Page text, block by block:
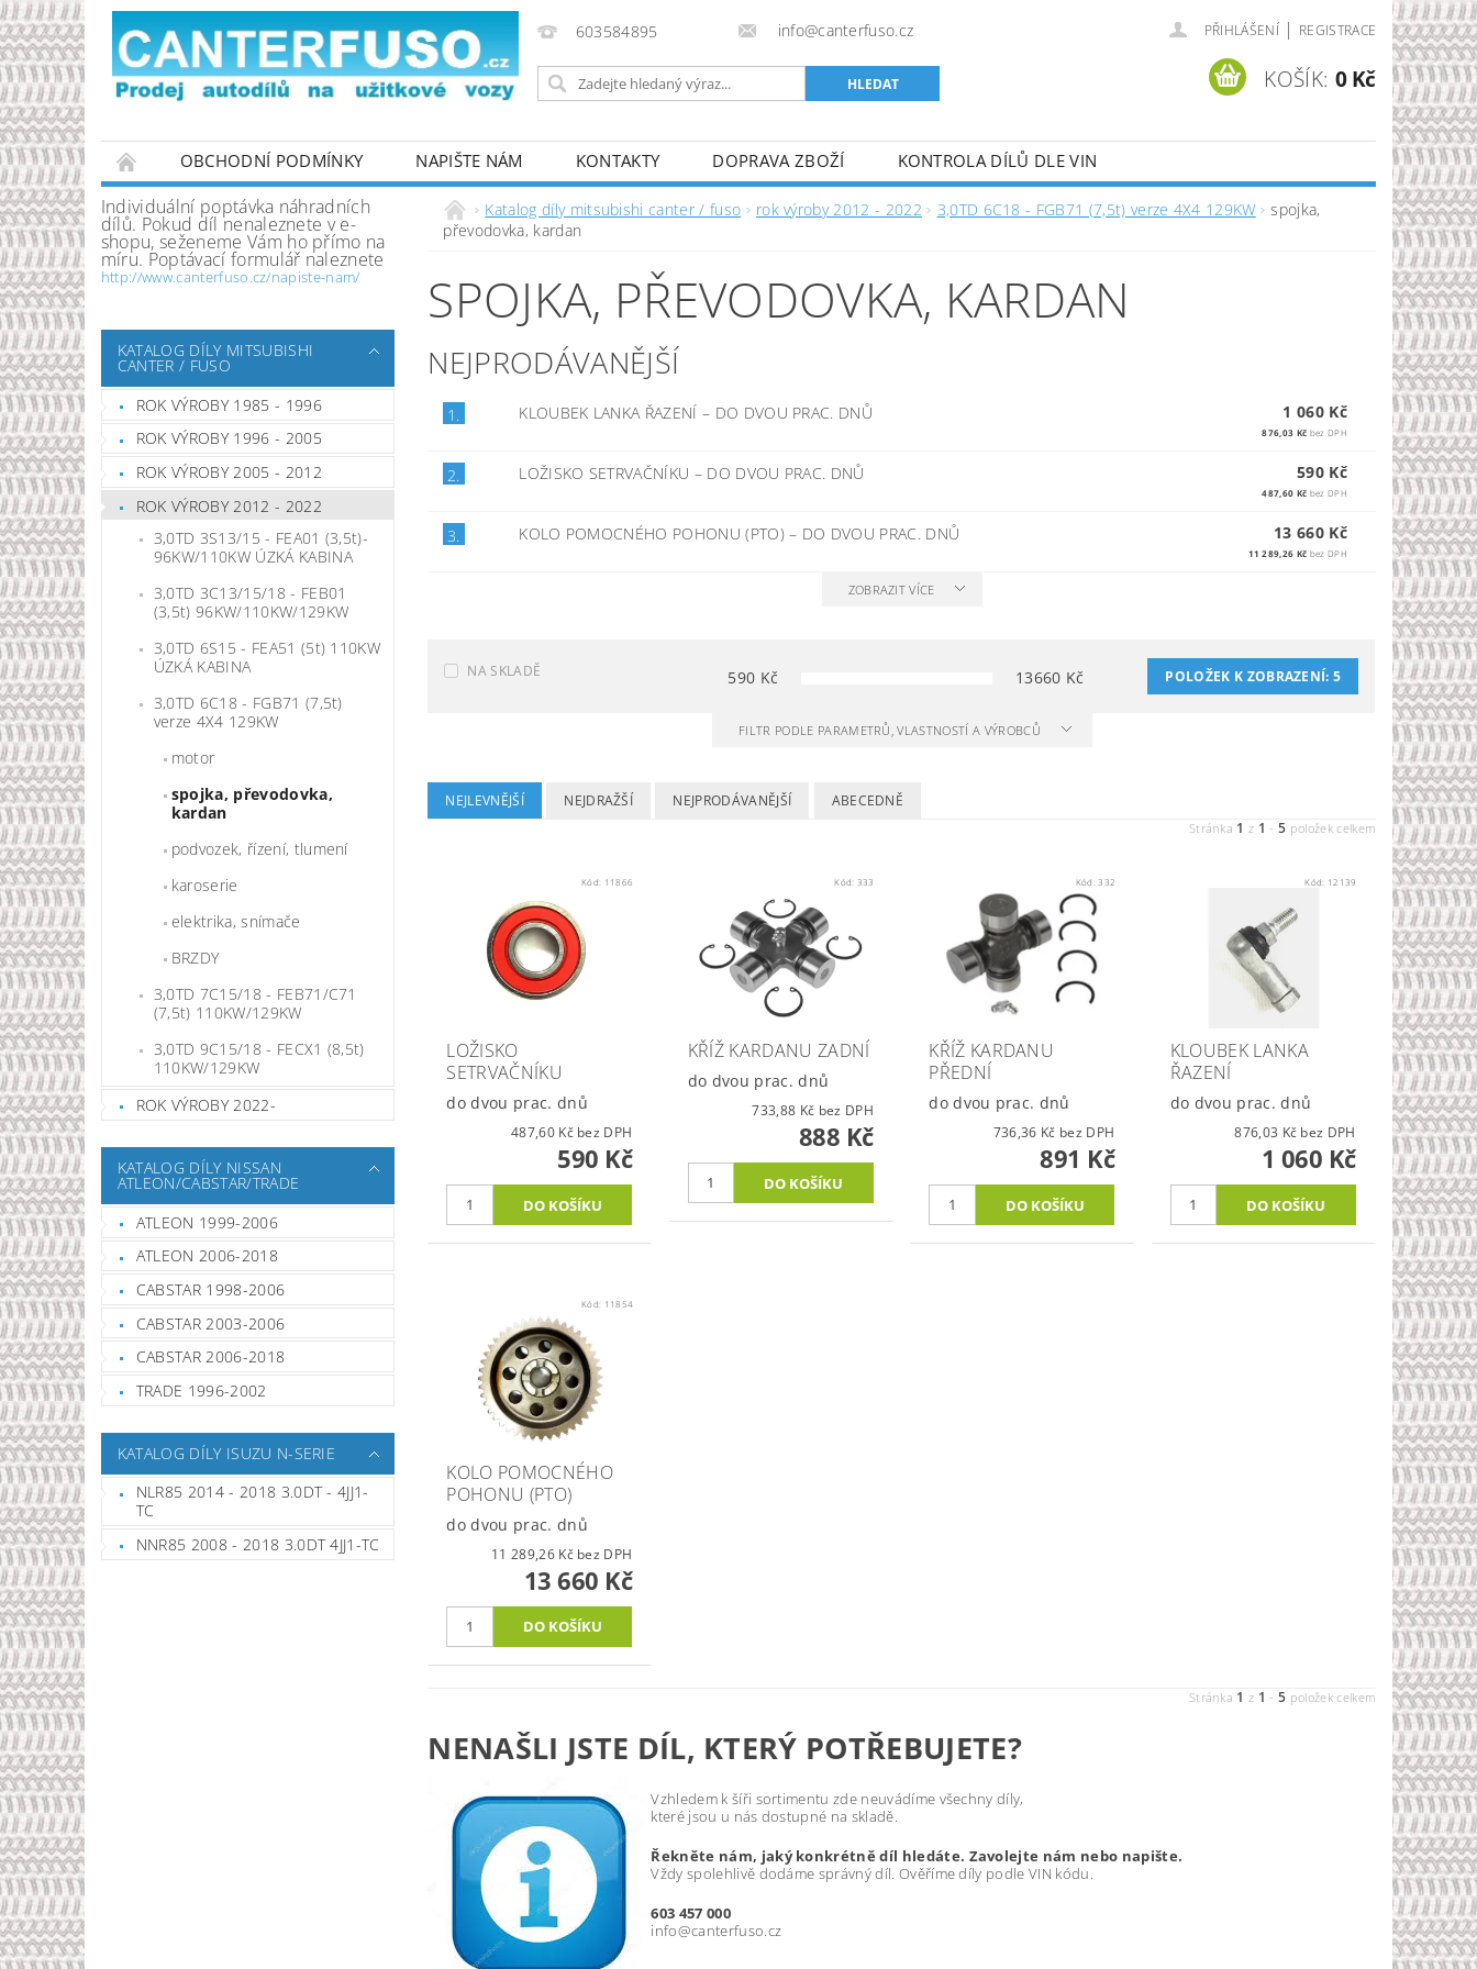
603584895 info@canterfuso.cz PŘIHLÁŠENÍ | REGISTRACE
KOŠÍK: 0 Kč
OBCHODNÍ PODMÍNKY NAPIŠTE NÁM KONTAKTY DOPRAVA ZBOŽÍ
KONTROLA DÍLŮ DLE VIN
PODMÍNKY OCHRANY OSOBNÍCH ÚDAJŮ
Individuální poptávka náhradních
dílů. Pokud díl nenaleznete v e-
shopu, seženeme Vám ho přímo na
míru. Poptávací formulář naleznete
http://www.canterfuso.cz/napiste-nam/
KATALOG DÍLY MITSUBISHI
CANTER / FUSO
ROK VÝROBY 1985 - 1996
ROK VÝROBY 1996 - 2005
ROK VÝROBY 2005 - 2012
ROK VÝROBY 2012 - 2022
3,0TD 3S13/15 - FEA01 (3,5t)-
96KW/110KW ÚZKÁ KABINA
3,0TD 3C13/15/18 - FEB01
(3,5t) 96KW/110KW/129KW
3,0TD 6S15 - FEA51 (5t) 110KW
ÚZKÁ KABINA
3,0TD 6C18 - FGB71 (7,5t)
verze 4X4 129KW
motor
spojka, převodovka,
kardan
podvozek, řízení, tlumení
karoserie
elektrika, snímače
BRZDY
3,0TD 7C15/18 - FEB71/C71
(7,5t) 110KW/129KW
3,0TD 9C15/18 - FECX1 (8,5t)
110KW/129KW
ROK VÝROBY 2022-
KATALOG DÍLY NISSAN
ATLEON/CABSTAR/TRADE
ATLEON 1999-2006
ATLEON 2006-2018
CABSTAR 1998-2006
CABSTAR 2003-2006
CABSTAR 2006-2018
TRADE 1996-2002
KATALOG DÍLY ISUZU N-SERIE
NLR85 2014 - 2018 3.0DT - 4JJ1-
TC
NNR85 2008 - 2018 3.0DT 4JJ1-TC
Katalog díly mitsubishi canter / fuso rok výroby 2012 - 2022 3,0TD 6C18 - FGB71 (7,5t) verze 4X4 129KW
spojka,
převodovka, kardan
SPOJKA, PŘEVODOVKA, KARDAN
NEJPRODÁVANĚJŠÍ
1. KLOUBEK LANKA ŘAZENÍ – DO DVOU PRAC. DNŮ 1 060 Kč
876,03 Kč bez DPH
2. LOŽISKO SETRVAČNÍKU – DO DVOU PRAC. DNŮ 590 Kč
487,60 Kč bez DPH
3. KOLO POMOCNÉHO POHONU (PTO)– DO DVOU PRAC. DNŮ 13 660 Kč
11 289,26 Kč bez DPH
ZOBRAZIT VÍCE
NA SKLADĚ 590 Kč 13660 Kč POLOŽEK K ZOBRAZENÍ:5
FILTR PODLE PARAMETRŮ, VLASTNOSTÍ A VÝROBCŮ
NEJLEVNĚJŠÍ NEJDRAŽŠÍ NEJPRODÁVANĚJŠÍ ABECEDNĚ
Stránka 1 z 1 -5 položek celkem
Kód: 11866
LOŽISKO
SETRVAČNÍKU
do dvou prac. dnů
487,60 Kč bez DPH
590 Kč
Kód: 333
KŘÍŽ KARDANU ZADNÍ
do dvou prac. dnů
733,88 Kč bez DPH
888 Kč
Kód:332
KŘÍŽ KARDANU
PŘEDNÍ
do dvou prac. dnů
736,36 Kč bez DPH
891 Kč
Kód: 12139
KLOUBEK LANKA
ŘAZENÍ
do dvou prac. dnů
876,03 Kč bez DPH
1 060 Kč
Kód: 11854
KOLO POMOCNÉHO
POHONU (PTO)
do dvou prac. dnů
11 289,26 Kč bez DPH
13 660 Kč
Stránka 1 z 1 -5 položek celkem
NENAŠLI JSTE DÍL, KTERÝ POTŘEBUJETE?
Vzhledem k šíři sortimentu zde neuvádíme všechny díly,
které jsou u nás dostupné na skladě.
Řekněte nám, jaký konkrétně díl hledáte. Zavolejte nám nebo napište.
Vždy spolehlivě dodáme správný díl. Ověříme díly podle VIN kódu.
603 457 000
info@canterfuso.cz